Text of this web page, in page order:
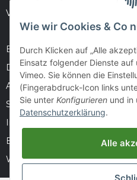
Versandinformationen
Barrierefreiheitserklärung
Datenschutz
AGB
Sitemap
Impressum
Batteriegesetzhinweise
Widerrufsrecht
Wie wir Cookies & Co
Durch Klicken auf „Alle
Einsatz folgender Dienste auf
Vimeo. Sie können die
(Fingerabdruck-Icon links
Sie unter Konfigurieren und in
Datenschutzerklärung.
Alle